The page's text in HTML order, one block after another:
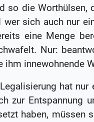
so die
sich auch nur
eine Menge
Nur:
ihm innewohnende
hat
zur Entspannung
haben,